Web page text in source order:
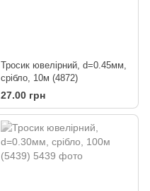
Тросик ювелірний, d=0.45мм,
срібло, 10м (4872)
27.00 грн